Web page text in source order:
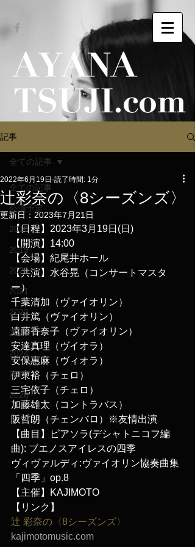
記事
全ての記事
公演予定
2018
2019
2020
2021
2022
2023
2024
2025
2026
全ての記事
辻彩奈の〈8シーズンズ〉
2022年6月19日 読了時間: 1分
更新日： 2023年7月21日
【日程】2023年3月19日(日)
【開演】14:00
【会場】紀尾井ホール
【共演】水谷晃（コンサートマスタ
ー）
千葉清加（ヴァイオリン）
白井篤（ヴァイオリン）
遠藤香奈子（ヴァイオリン）
安達真理（ヴイオラ）
安保惠麻（ヴィオラ）
伊東裕（チェロ）
三宅依子（チェロ）
加藤雄太（コントラバス）
阪哲朗（チェンバロ）※友情出演
【曲目】ピアソラ(デシャトニコフ編
曲): ブエノスアイレスの四季
ヴィヴァルディ:ヴァイオリン協奏曲集
「四季」op.8
【主催】KAJIMOTO
【リンク】
辻 彩奈の〈8シーズンズ〉
kajimotomusic.com